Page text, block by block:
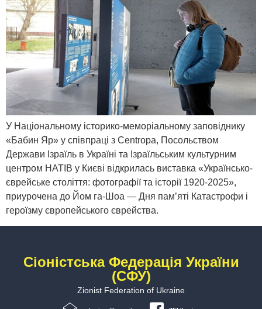
У Національному історико-меморіальному заповіднику
«Бабин Яр» у співпраці з Centropa, Посольством
Держави Ізраїль в Україні та Ізраїльським культурним
центром НАТІВ у Києві відкрилась виставка «Українсько-
єврейське століття: фотографії та історії 1920-2025»,
приурочена до Йом га-Шоа — Дня пам’яті Катастрофи і
героїзму європейського єврейства.
Сіоністська Федерація України
(СФУ)
Zionist Federation of Ukraine